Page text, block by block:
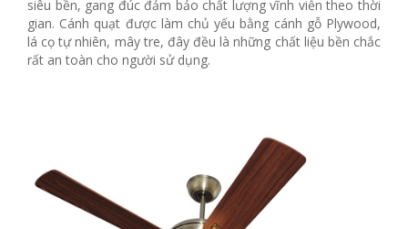
siêu bền, gang đúc đảm bảo chất lượng vĩnh viễn theo thời
gian. Cánh quạt được làm chủ yếu bằng cánh gỗ Plywood,
lá cọ tự nhiên, mây tre, đây đều là những chất liệu bền chắc
rất an toàn cho người sử dụng.